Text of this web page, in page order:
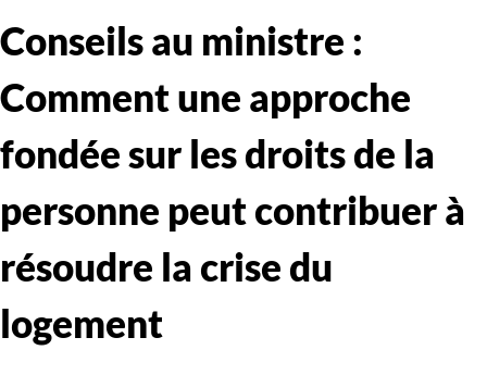
Conseils au ministre :
Comment une approche
fondée sur les droits de la
personne peut contribuer à
résoudre la crise du
logement